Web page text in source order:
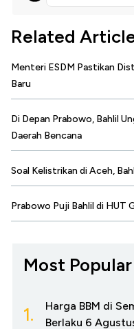
Related
Menteri ESDM Pastikan
Baru
Di Depan Prabowo, Bahlil
Daerah Bencana
Soal Kelistrikan di Aceh,
Prabowo Puji Bahlil di HUT
Most Popular
1.
Harga BBM di
Berlaku 6